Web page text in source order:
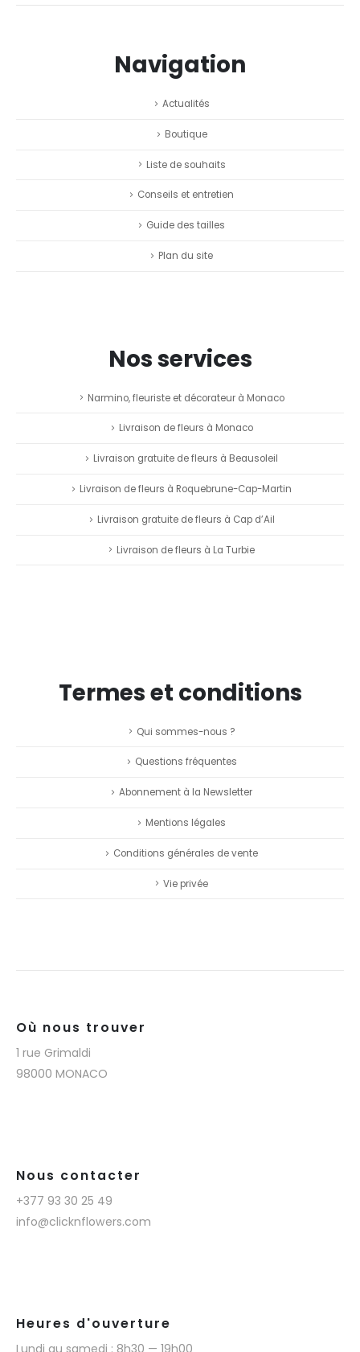
Navigation
Actualités
Boutique
Liste de souhaits
Conseils et entretien
Guide des tailles
Plan du site
Nos services
Narmino, fleuriste et décorateur à Monaco
Livraison de fleurs à Monaco
Livraison gratuite de fleurs à Beausoleil
Livraison de fleurs à Roquebrune-Cap-Martin
Livraison gratuite de fleurs à Cap d’Ail
Livraison de fleurs à La Turbie
Termes et conditions
Qui sommes-nous ?
Questions fréquentes
Abonnement à la Newsletter
Mentions légales
Conditions générales de vente
Vie privée
Où nous trouver
1 rue Grimaldi
98000 MONACO
Nous contacter
+377 93 30 25 49
info@clicknflowers.com
Heures d'ouverture